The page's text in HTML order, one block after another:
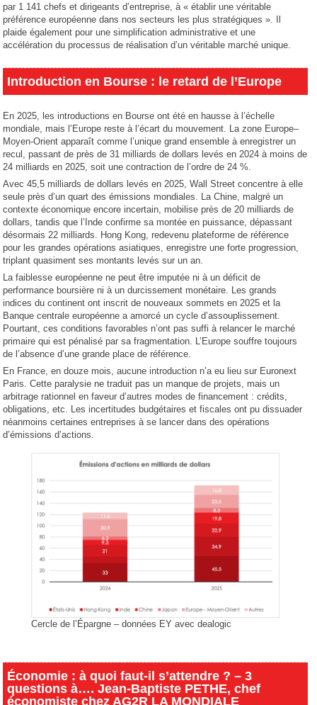
par 1 141 chefs et dirigeants d’entreprise, à « établir une véritable
préférence européenne dans nos secteurs les plus stratégiques ». Il
plaide également pour une simplification administrative et une
accélération du processus de réalisation d’un véritable marché unique.
Introduction en Bourse : le retard de l’Europe
En 2025, les introductions en Bourse ont été en hausse à l’échelle
mondiale, mais l’Europe reste à l’écart du mouvement. La zone Europe–
Moyen-Orient apparaît comme l’unique grand ensemble à enregistrer un
recul, passant de près de 31 milliards de dollars levés en 2024 à moins de
24 milliards en 2025, soit une contraction de l’ordre de 24 %.
Avec 45,5 milliards de dollars levés en 2025, Wall Street concentre à elle
seule près d’un quart des émissions mondiales. La Chine, malgré un
contexte économique encore incertain, mobilise près de 20 milliards de
dollars, tandis que l’Inde confirme sa montée en puissance, dépassant
désormais 22 milliards. Hong Kong, redevenu plateforme de référence
pour les grandes opérations asiatiques, enregistre une forte progression,
triplant quasiment ses montants levés sur un an.
La faiblesse européenne ne peut être imputée ni à un déficit de
performance boursière ni à un durcissement monétaire. Les grands
indices du continent ont inscrit de nouveaux sommets en 2025 et la
Banque centrale européenne a amorcé un cycle d’assouplissement.
Pourtant, ces conditions favorables n’ont pas suffi à relancer le marché
primaire qui est pénalisé par sa fragmentation. L’Europe souffre toujours
de l’absence d’une grande place de référence.
En France, en douze mois, aucune introduction n’a eu lieu sur Euronext
Paris. Cette paralysie ne traduit pas un manque de projets, mais un
arbitrage rationnel en faveur d’autres modes de financement : crédits,
obligations, etc. Les incertitudes budgétaires et fiscales ont pu dissuader
néanmoins certaines entreprises à se lancer dans des opérations
d’émissions d’actions.
Cercle de l’Épargne – données EY avec dealogic
Économie : à quoi faut-il s’attendre ? – 3
questions à…. Jean-Baptiste PETHE, chef
économiste chez AG2R LA MONDIALE